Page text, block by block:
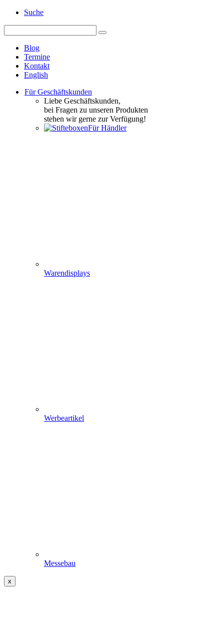
Suche
Blog
Termine
Kontakt
English
Für Geschäftskunden
Liebe Geschäftskunden,
bei Fragen zu unseren Produkten
stehen wir gerne zur Verfügung!
Für Händler
Warendisplays
Werbeartikel
Messebau
x